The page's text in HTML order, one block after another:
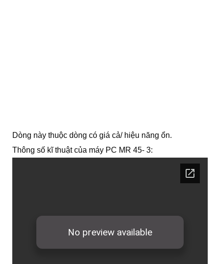
Dòng này thuộc dòng có giá cả/ hiệu năng ổn.
Thông số kĩ thuật của máy PC MR 45- 3: